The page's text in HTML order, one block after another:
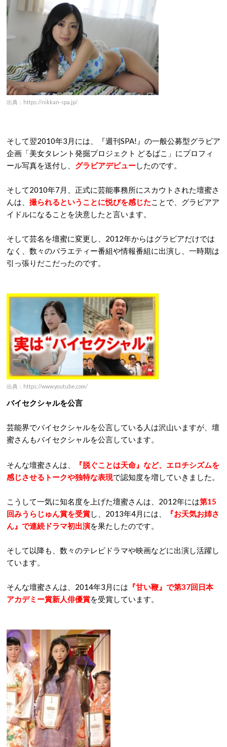
出典：https://nikkan-spa.jp/
そして翌2010年3月には、『週刊SPA!』の一般公募型グラビア
企画「美女タレント発掘プロジェクト どるばこ」にプロフィ
ール写真を送付し、 グラビアデビューしたのです。
そして2010年7月、正式に芸能事務所にスカウトされた壇蜜さ
んは、 撮られるということに悦びを感じたことで、グラビアア
イドルになることを決意したと言います。
そして芸名を壇蜜に変更し、2012年からはグラビアだけでは
なく、数々のバラエティー番組や情報番組に出演し、一時期は
引っ張りだこだったのです。
出典：https://www.youtube.com/
バイセクシャルを公言
芸能界でバイセクシャルを公言している人は沢山いますが、壇
蜜さんもバイセクシャルを公言しています。
そんな壇蜜さんは、 『脱ぐことは天命』 など、エロチシズムを
感じさせるトークや独特な表現で認知度を増していきました。
こうして一気に知名度を上げた壇蜜さんは、2012年には第15
回みうらじゅん賞を受賞し、2013年4月には、
『お天気お姉さ
ん』で連続ドラマ初出演を果たしたのです。
そして以降も、数々のテレビドラマや映画などに出演し活躍し
ています。
そんな壇蜜さんは、2014年3月には 『甘い鞭』で第37回日本
アカデミー賞新人俳優賞を受賞しています。